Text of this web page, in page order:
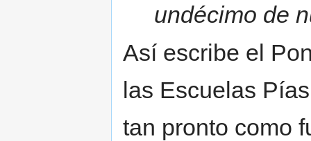
undécimo de
Así escribe el
las Escuelas
tan pronto como